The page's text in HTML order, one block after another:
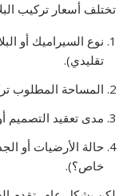
تختلف أسعار تركيب
نوع السيراميك أو
تقليدي).
المساحة المطلوب
مدى تعقيد التصميم
حالة الأرضيات أو
خاص؟).